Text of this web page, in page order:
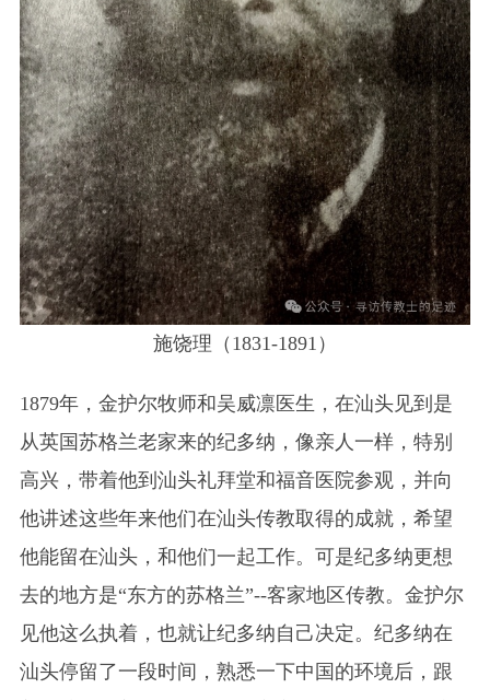
施饶理（1831-1891）
1879年，金护尔牧师和吴威凛医生，在汕头见到是
从英国苏格兰老家来的纪多纳，像亲人一样，特别
高兴，带着他到汕头礼拜堂和福音医院参观，并向
他讲述这些年来他们在汕头传教取得的成就，希望
他能留在汕头，和他们一起工作。可是纪多纳更想
去的地方是“东方的苏格兰”--客家地区传教。金护尔
见他这么执着，也就让纪多纳自己决定。纪多纳在
汕头停留了一段时间，熟悉一下中国的环境后，跟